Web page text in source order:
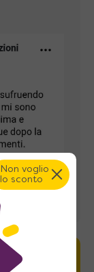
Non voglio
lo sconto